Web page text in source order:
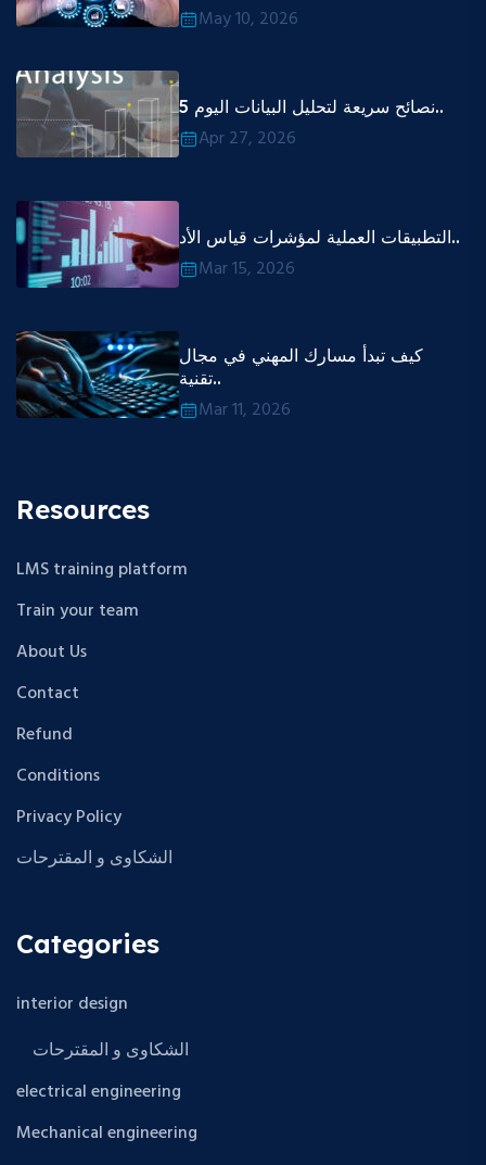
May 10, 2026
5 نصائح سريعة لتحليل البيانات اليوم..
Apr 27, 2026
التطبيقات العملية لمؤشرات قياس الأد..
Mar 15, 2026
كيف تبدأ مسارك المهني في مجال
تقنية..
Mar 11, 2026
Resources
LMS training platform
Train your team
About Us
Contact
Refund
Conditions
Privacy Policy
الشكاوى و المقترحات
Categories
interior design
الشكاوى و المقترحات
electrical engineering
Mechanical engineering